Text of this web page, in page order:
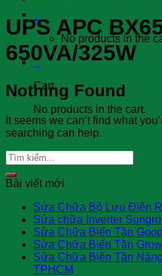
No products in the
0
Cart
No products in the cart.
UPS APC
650VA/325W
Nothing Found
It seems we can’t find what
searching can help.
Bài viết mới
Sửa Chữa Bộ Lưu Điện
Sửa chữa Inverter
Sửa Chữa Biến Tần
Sửa Chữa Biến Tần
Sửa Chữa Biến Tần
TPHCM